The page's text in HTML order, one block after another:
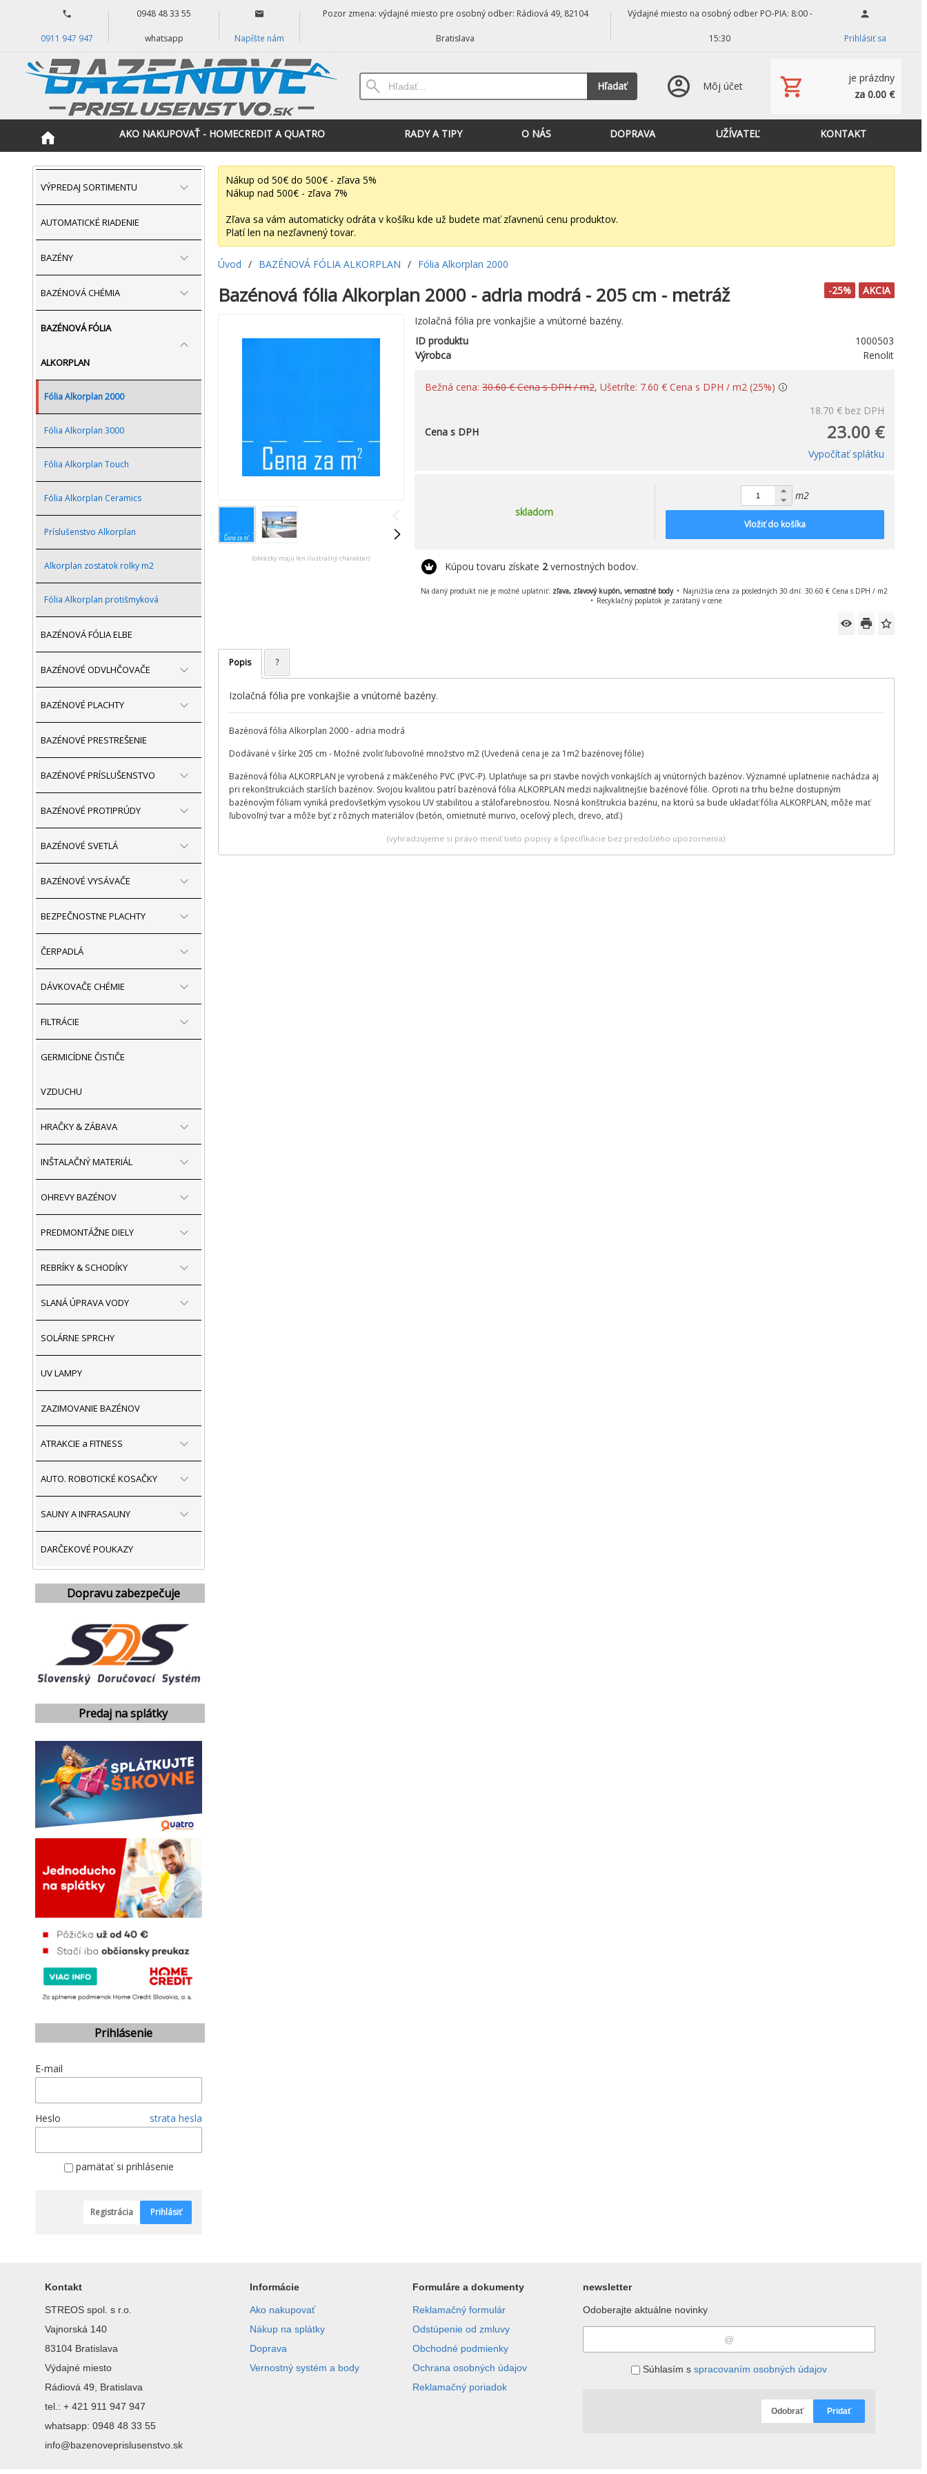
0911 947 947
0948 48 33 55
whatsapp Napíšte nám
Pozor zmena: výdajné miesto pre osobný odber: Rádiová 49, 82104
Bratislava
Výdajné miesto na osobný odber PO-PIA: 8:00 -
15:30 Prihlásiť sa
Hľadať Môj účet
je prázdny
za 0.00 €
AKO NAKUPOVAŤ - HOMECREDIT A QUATRO RADY A TIPY O NÁS DOPRAVA UŽÍVATEĽ KONTAKT
VÝPREDAJ SORTIMENTU
AUTOMATICKÉ RIADENIE
BAZÉNY
BAZÉNOVÁ CHÉMIA
BAZÉNOVÁ FÓLIA
ALKORPLAN
Fólia Alkorplan 2000
Fólia Alkorplan 3000
Fólia Alkorplan Touch
Fólia Alkorplan Ceramics
Príslušenstvo Alkorplan
Alkorplan zostatok rolky m2
Fólia Alkorplan protišmyková
BAZÉNOVÁ FÓLIA ELBE
BAZÉNOVÉ ODVLHČOVAČE
BAZÉNOVÉ PLACHTY
BAZÉNOVÉ PRESTREŠENIE
BAZÉNOVÉ PRÍSLUŠENSTVO
BAZÉNOVÉ PROTIPRÚDY
BAZÉNOVÉ SVETLÁ
BAZÉNOVÉ VYSÁVAČE
BEZPEČNOSTNE PLACHTY
ČERPADLÁ
DÁVKOVAČE CHÉMIE
FILTRÁCIE
GERMICÍDNE ČISTIČE
VZDUCHU
HRAČKY & ZÁBAVA
INŠTALAČNÝ MATERIÁL
OHREVY BAZÉNOV
PREDMONTÁŽNE DIELY
REBRÍKY & SCHODÍKY
SLANÁ ÚPRAVA VODY
SOLÁRNE SPRCHY
UV LAMPY
ZAZIMOVANIE BAZÉNOV
ATRAKCIE a FITNESS
AUTO. ROBOTICKÉ KOSAČKY
SAUNY A INFRASAUNY
DARČEKOVÉ POUKAZY
Dopravu zabezpečuje
Predaj na splátky
Prihlásenie
E-mail
Heslo strata hesla
pamätať si prihlásenie
Registrácia Prihlásiť
Nákup od 50€ do 500€ - zľava 5%
Nákup nad 500€ - zľava 7%
Zľava sa vám automaticky odráta v košíku kde už budete mať zľavnenú cenu produktov.
Platí len na nezľavnený tovar.
Úvod / BAZÉNOVÁ FÓLIA ALKORPLAN / Fólia Alkorplan 2000
AKCIA
-25%
Bazénová fólia Alkorplan 2000 - adria modrá - 205 cm - metráž
(obrázky majú len ilustračný charakter)
Izolačná fólia pre vonkajšie a vnútorné bazény.
ID produktu
1000503
Výrobca
Renolit
Bežná cena:30.60 € Cena s DPH / m2, Ušetríte: 7.60 € Cena s DPH / m2 (25%)
18.70 € bez DPH
23.00 €
Cena s DPH
Vypočítať splátku
skladom
m2
Vložiť do košíka
Kúpou tovaru získate 2vernostných bodov.
Na daný produkt nie je možné uplatniť: zľava, zľavový kupón, vernostné body
Najnižšia cena za posledných 30 dní: 30.60 € Cena s DPH / m2
Recyklačný poplatok je zarátaný v cene
Popis ?
Izolačná fólia pre vonkajšie a vnútorné bazény.
Bazénová fólia Alkorplan 2000 - adria modrá
Dodávané v šírke 205 cm - Možné zvoliť ľubovoľné množstvo m2 (Uvedená cena je za 1m2 bazénovej fólie)
Bazénová fólia ALKORPLAN je vyrobená z mäkčeného PVC (PVC-P). Uplatňuje sa pri stavbe nových vonkajších aj vnútorných bazénov. Významné uplatnenie nachádza aj
pri rekonštrukciách starších bazénov. Svojou kvalitou patrí bazénová fólia ALKORPLAN medzi najkvalitnejšie bazénové fólie. Oproti na trhu bežne dostupným
bazénovým fóliam vyniká predovšetkým vysokou UV stabilitou a stálofarebnosťou. Nosná konštrukcia bazénu, na ktorú sa bude ukladať fólia ALKORPLAN, môže mať
ľubovoľný tvar a môže byť z rôznych materiálov (betón, omietnuté murivo, oceľový plech, drevo, atď.)
(vyhradzujeme si právo meniť tieto popisy a špecifikácie bez predošlého upozornenia)
Kontakt
STREOS spol. s r.o.
Vajnorská 140
83104 Bratislava
Výdajné miesto
Rádiová 49, Bratislava
tel.: + 421 911 947 947
whatsapp: 0948 48 33 55
info@bazenoveprislusenstvo.sk
Informácie
Ako nakupovať
Nákup na splátky
Doprava
Vernostný systém a body
Formuláre a dokumenty
Reklamačný formulár
Odstúpenie od zmluvy
Obchodné podmienky
Ochrana osobných údajov
Reklamačný poriadok
newsletter
Odoberajte aktuálne novinky
Súhlasím s spracovaním osobných údajov
Odobrať Pridať